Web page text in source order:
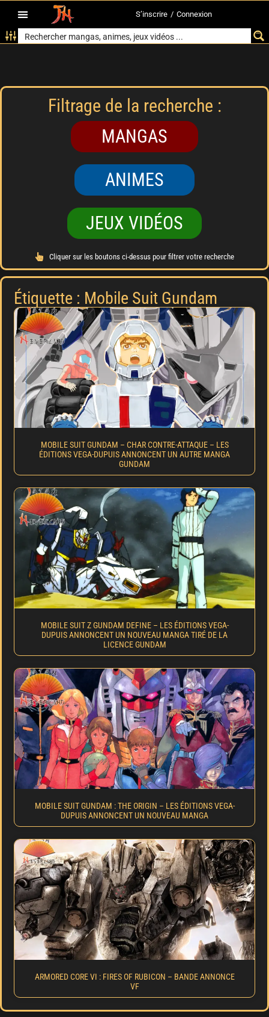
S’inscrire / Connexion
Filtrage de la recherche :
MANGAS
ANIMES
JEUX VIDÉOS
Cliquer sur les boutons ci-dessus pour filtrer votre recherche
Étiquette : Mobile Suit Gundam
MOBILE SUIT GUNDAM – CHAR CONTRE-ATTAQUE – LES
ÉDITIONS VEGA-DUPUIS ANNONCENT UN AUTRE MANGA
GUNDAM
MOBILE SUIT Z GUNDAM DEFINE – LES ÉDITIONS VEGA-
DUPUIS ANNONCENT UN NOUVEAU MANGA TIRÉ DE LA
LICENCE GUNDAM
MOBILE SUIT GUNDAM : THE ORIGIN – LES ÉDITIONS VEGA-
DUPUIS ANNONCENT UN NOUVEAU MANGA
ARMORED CORE VI : FIRES OF RUBICON – BANDE ANNONCE
VF